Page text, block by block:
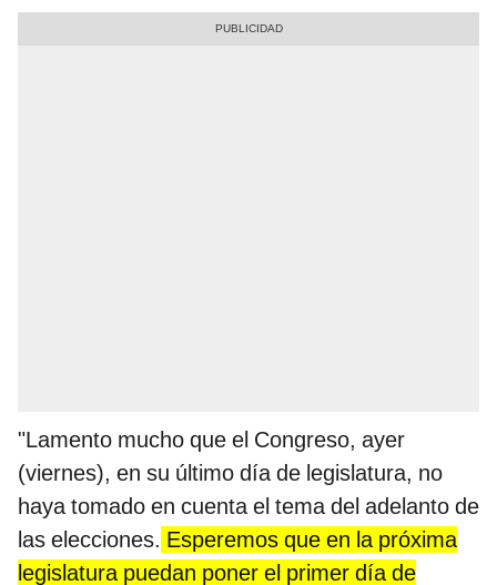
"Lamento mucho que el Congreso, ayer
(viernes), en su último día de legislatura, no
haya tomado en cuenta el tema del adelanto de
las elecciones. Esperemos que en la próxima
legislatura puedan poner el primer día de